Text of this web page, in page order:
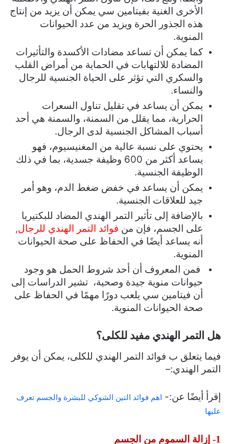
الأخرى الغنية بفيتامين سي يمكن أن يزيد من إنتاج
هذه الجذور الحرة ويزيد من عدد الحيوانات
المنوية.
كما يمكن أن تساعد مضادات الأكسدة والتأثيرات
المضادة للالتهابات في الحماية من أمراض القلب
والسكري التي تؤثر على الحياة الجنسية للرجال
والنساء.
يمكن أن يساعد في تقليل تناول السعرات
الحرارية، مما يقلل من السمنة، والسمنة هي أحد
أسباب المشاكل الجنسية لدى الرجال.
يحتوي على نسبة عالية من المغنيسيوم، فهو
يساعد أكثر من 600 وظيفة جسدية، بما في ذلك
الوظيفة الجنسية.
يمكن أن يساعد في خفض ضغط الدم، وهو أمر
جيد للعلاقات الجنسية.
بالإضافة إلى تأثير التمر الهندي المضاد للبكتيريا
على الجسم، فإن من فوائد التمر الهندي للرجال,
أنه يساعد أيضًا في الحفاظ على صحة الحيوانات
المنوية.
فمن المعروف أن أحد شروط الحمل هو وجود
حيوانات منوية جيدة وصحية، تشير الدراسات إلى
أن فيتامين سي يلعب دورًا مهمًا في الحفاظ على
صحة الحيوانات المنوية.
هل التمر الهندي مفيد للكلى؟
فيما يتعلق ب فوائد التمر الهندي للكلى، يمكن أن يوفر
التمر الهندي:–
إقرأ أيضًا عن:- اهم فوائد التين الشوكي للبشرة والجسم تعرف
عليها
1- إزالة السموم من الجسم